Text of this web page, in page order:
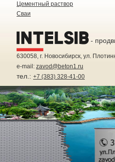
Цементный раствор
Сваи
630058, г. Новосибирск, ул.
e-mail: zavod@beton1.ru
тел.: +7 (383) 328-41-00
-